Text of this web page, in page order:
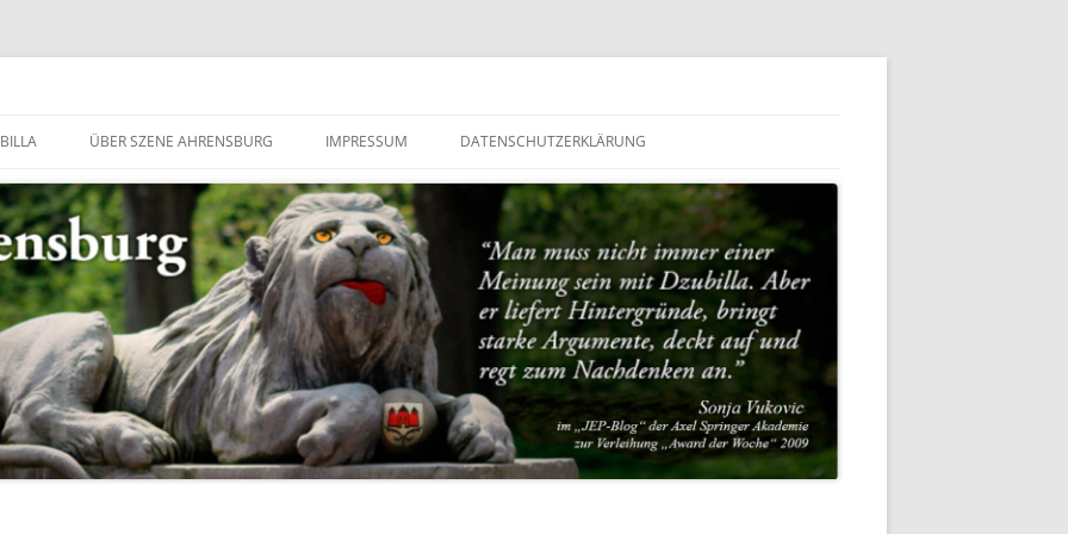
ÜBER SZENE AHRENSBURG IMPRESSUM DATENSCHUTZERKLÄRUNG